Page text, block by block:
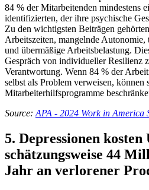
84 % der Mitarbeitenden mindestens
identifizierten, der ihre psychische
Zu den wichtigsten Beiträgen
Arbeitszeiten, mangelnde
und übermäßige Arbeitsbelastung.
Gespräch von individueller Resilienz
Verantwortung. Wenn 84 % der
selbst als Problem verweisen,
Mitarbeiterhilfsprogramme
Source: APA - 2024 Work in America
5. Depressionen
schätzungsweise 44
Jahr an verlorener